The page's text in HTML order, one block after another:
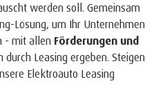
werden soll. Gemeinsam
Lösung, um Ihr Unternehmen
- mit allen Förderungen und
durch Leasing ergeben. Steigen
Elektroauto Leasing